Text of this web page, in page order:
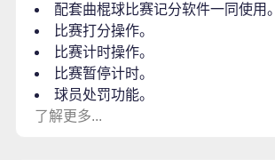
配套曲棍球比赛记分软件一同使用。
比赛打分操作。
比赛计时操作。
比赛暂停计时。
球员处罚功能。
了解更多...